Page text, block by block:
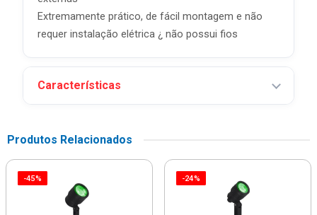
Extremamente prático, de fácil montagem e não
requer instalação elétrica ¿ não possui fios
Características
Produtos Relacionados
-45% -24%